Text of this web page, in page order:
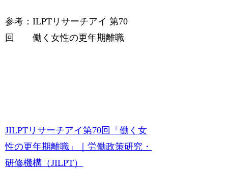
参考：ILPTリサーチアイ 第70
回 働く女性の更年期離職
JILPTリサーチアイ第70回「働く女
性の更年期離職」｜労働政策研究・
研修機構（JILPT）